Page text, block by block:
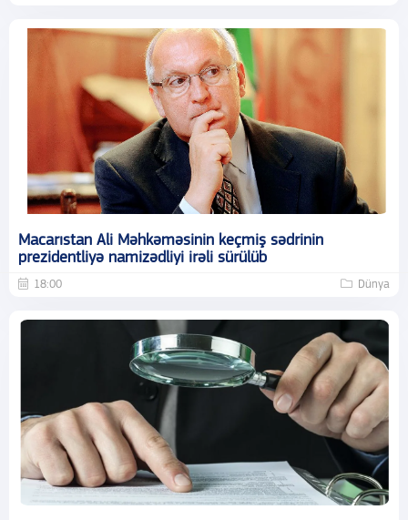
Macarıstan Ali Məhkəməsinin keçmiş sədrinin
prezidentliyə namizədliyi irəli sürülüb
18:00 Dünya